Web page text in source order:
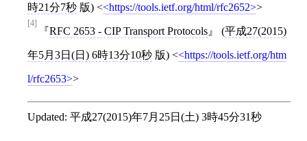
時21分7秒 版) < https://tools.ietf.org/html/rfc2652 >
[4]
RFC 2653 - CIP Transport Protocols (平成27(2015)
年5月3日(日) 6時13分10秒 版) < https://tools.ietf.org/htm
l/rfc2653 >
Updated: 平成27(2015)年7月25日(土) 3時45分31秒